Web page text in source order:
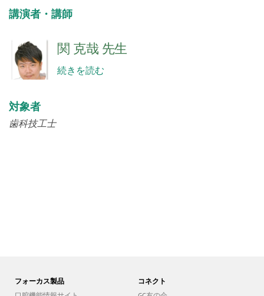
講演者・講師
関 克哉 先生
続きを読む
対象者
歯科技工士
フォーカス製品
コネクト